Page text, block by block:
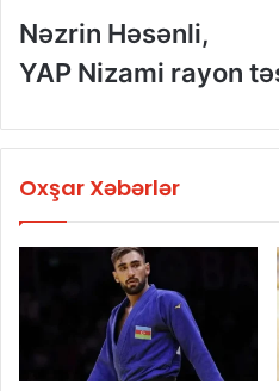
Nəzrin Həsənli,
YAP Nizami rayon
Oxşar Xəbərlər